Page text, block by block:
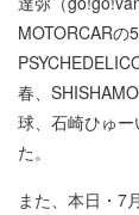
MOTORCARの
春、
球、石崎ひゅ
た。
また、本日・7